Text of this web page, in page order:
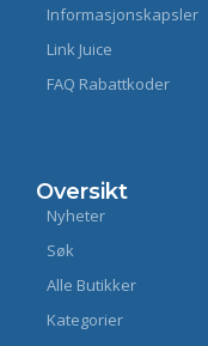
Informasjonskapsler
Link Juice
FAQ Rabattkoder
Oversikt
Nyheter
Søk
Alle Butikker
Kategorier